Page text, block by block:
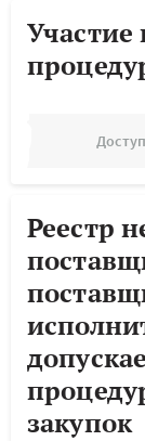
Участие
Реестр
закупок